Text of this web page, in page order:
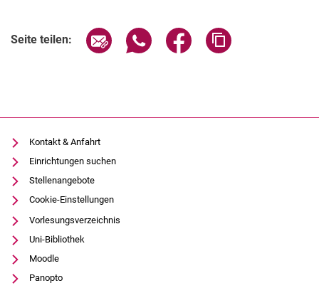
Seite teilen: Seite über E-Mail teilen
Seite über WhatsApp teilen
Seite über Facebook
Kontakt & Anfahrt
Einrichtungen suchen
Stellenangebote
Cookie-Einstellungen
Vorlesungsverzeichnis
Uni-Bibliothek
Moodle
Panopto